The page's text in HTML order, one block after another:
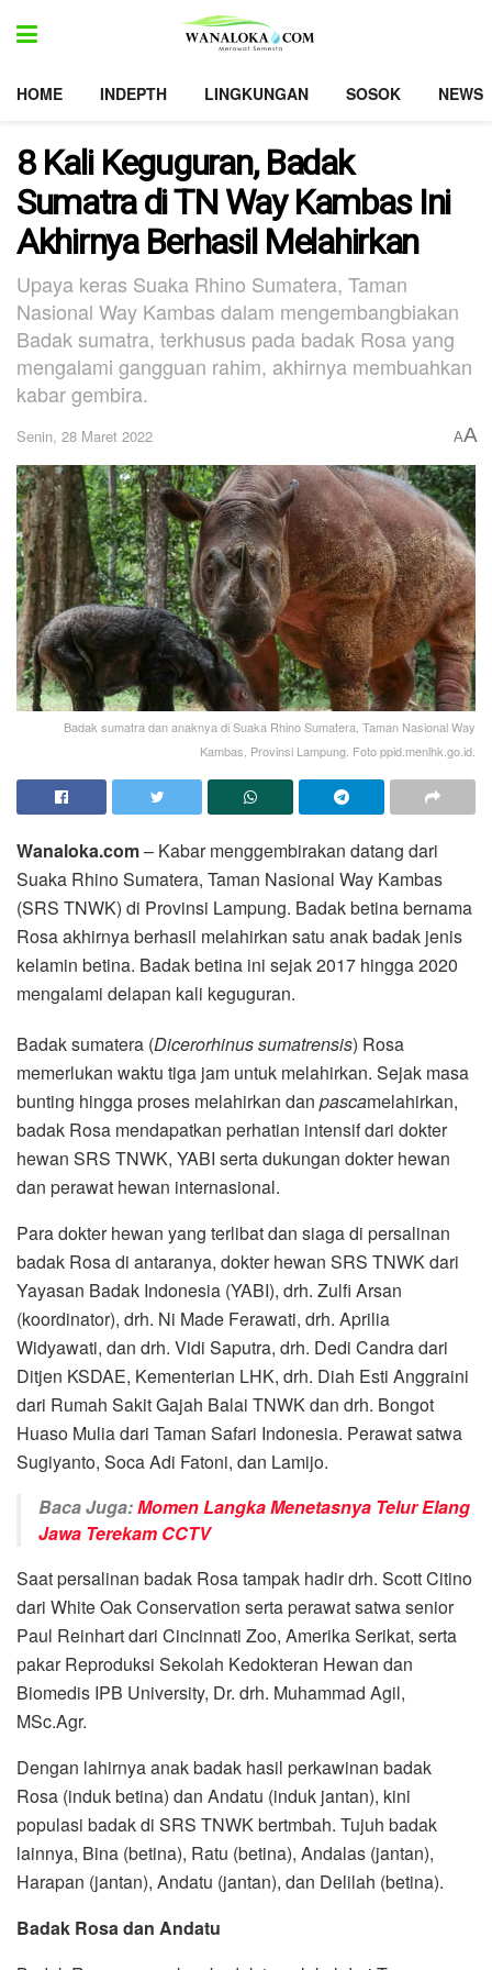
HOME INDEPTH LINGKUNGAN SOSOK NEWS
8 Kali Keguguran, Badak
Sumatra di TN Way Kambas Ini
Akhirnya Berhasil Melahirkan
Upaya keras Suaka Rhino Sumatera, Taman
Nasional Way Kambas dalam mengembangbiakan
Badak sumatra, terkhusus pada badak Rosa yang
mengalami gangguan rahim, akhirnya membuahkan
kabar gembira.
Senin, 28 Maret 2022 AA
Badak sumatra dan anaknya di Suaka Rhino Sumatera, Taman Nasional Way
Kambas, Provinsi Lampung. Foto ppid.menlhk.go.id.
Wanaloka.com– Kabar menggembirakan datang dari
Suaka Rhino Sumatera, Taman Nasional Way Kambas
(SRS TNWK) di Provinsi Lampung. Badak betina bernama
Rosa akhirnya berhasil melahirkan satu anak badak jenis
kelamin betina. Badak betina ini sejak 2017 hingga 2020
mengalami delapan kali keguguran.
Badak sumatera (Dicerorhinus sumatrensis) Rosa
memerlukan waktu tiga jam untuk melahirkan. Sejak masa
bunting hingga proses melahirkan dan pascamelahirkan,
badak Rosa mendapatkan perhatian intensif dari dokter
hewan SRS TNWK, YABI serta dukungan dokter hewan
dan perawat hewan internasional.
Para dokter hewan yang terlibat dan siaga di persalinan
badak Rosa di antaranya, dokter hewan SRS TNWK dari
Yayasan Badak Indonesia (YABI), drh. Zulfi Arsan
(koordinator), drh. Ni Made Ferawati, drh. Aprilia
Widyawati, dan drh. Vidi Saputra, drh. Dedi Candra dari
Ditjen KSDAE, Kementerian LHK, drh. Diah Esti Anggraini
dari Rumah Sakit Gajah Balai TNWK dan drh. Bongot
Huaso Mulia dari Taman Safari Indonesia. Perawat satwa
Sugiyanto, Soca Adi Fatoni, dan Lamijo.
Baca Juga:Momen Langka Menetasnya Telur Elang
Jawa Terekam CCTV
Saat persalinan badak Rosa tampak hadir drh. Scott Citino
dari White Oak Conservation serta perawat satwa senior
Paul Reinhart dari Cincinnati Zoo, Amerika Serikat, serta
pakar Reproduksi Sekolah Kedokteran Hewan dan
Biomedis IPB University, Dr. drh. Muhammad Agil,
MSc.Agr.
Dengan lahirnya anak badak hasil perkawinan badak
Rosa (induk betina) dan Andatu (induk jantan), kini
populasi badak di SRS TNWK bertmbah. Tujuh badak
lainnya, Bina (betina), Ratu (betina), Andalas (jantan),
Harapan (jantan), Andatu (jantan), dan Delilah (betina).
Badak Rosa dan Andatu